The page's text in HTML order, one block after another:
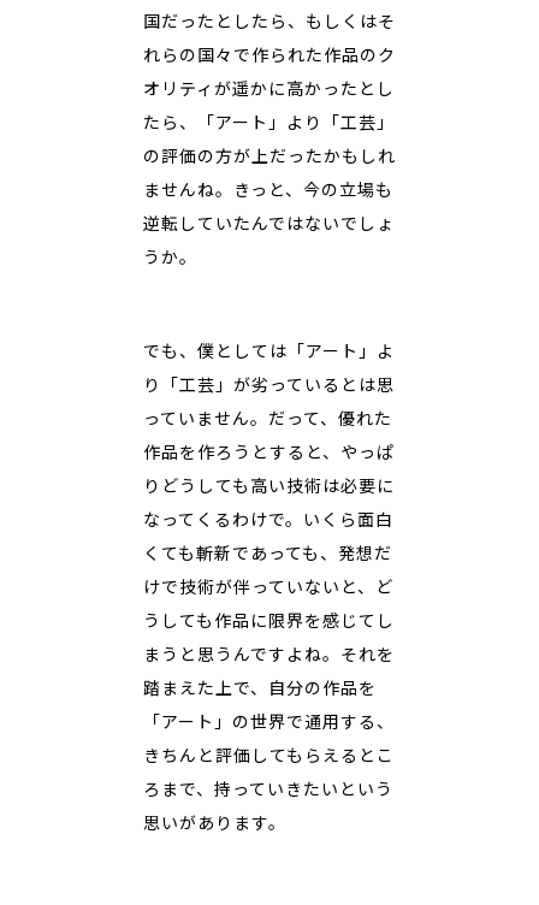
国だったとしたら、もしくはそ
れらの国々で作られた作品のク
オリティが遥かに高かったとし
たら、「アート」より「工芸」
の評価の方が上だったかもしれ
ませんね。きっと、今の立場も
逆転していたんではないでしょ
うか。
でも、僕としては「アート」よ
り「工芸」が劣っているとは思
っていません。だって、優れた
作品を作ろうとすると、やっぱ
りどうしても高い技術は必要に
なってくるわけで。いくら面白
くても斬新であっても、発想だ
けで技術が伴っていないと、ど
うしても作品に限界を感じてし
まうと思うんですよね。それを
踏まえた上で、自分の作品を
「アート」の世界で通用する、
きちんと評価してもらえるとこ
ろまで、持っていきたいという
思いがあります。